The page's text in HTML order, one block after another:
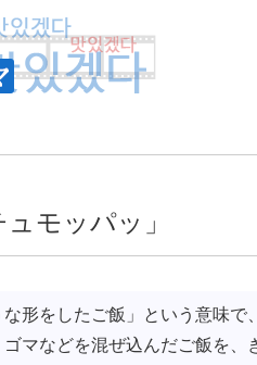
ュモッパッ」
形をしたご飯」という意味で
マなどを混ぜ込んだご飯を、